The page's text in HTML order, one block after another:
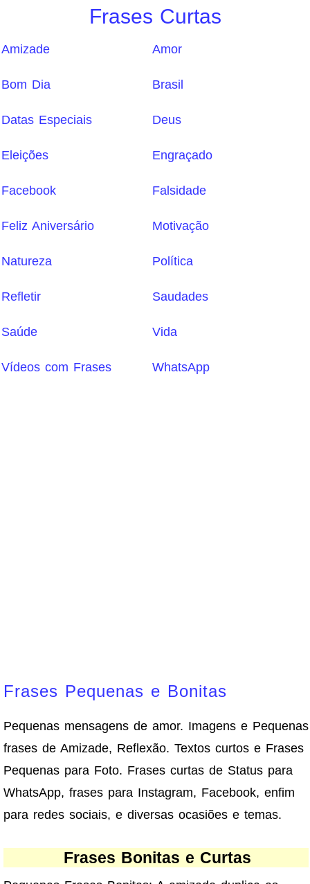
Frases Curtas
Amizade Amor
Bom Dia Brasil
Datas Especiais Deus
Eleições Engraçado
Facebook Falsidade
Feliz Aniversário Motivação
Natureza Política
Refletir Saudades
Saúde Vida
Vídeos com Frases WhatsApp
Frases Pequenas e Bonitas
Pequenas mensagens de amor. Imagens e Pequenas
frases de Amizade, Reflexão. Textos curtos e Frases
Pequenas para Foto. Frases curtas de Status para
WhatsApp, frases para Instagram, Facebook, enfim
para redes sociais, e diversas ocasiões e temas.
Frases Bonitas e Curtas